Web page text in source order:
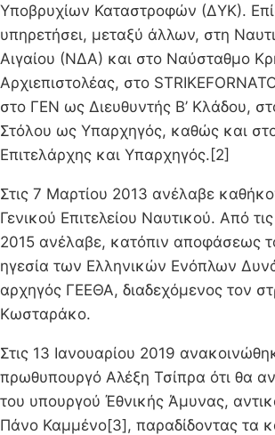
Υποβρυχίων Καταστροφών (ΔΥΚ).
υπηρετήσει, μεταξύ άλλων, στη
Αιγαίου (ΝΔΑ) και στο Ναύσταθμο
Αρχιεπιστολέας, στο
στο ΓΕΝ ως Διευθυντής Β’ Κλάδου,
Στόλου ως Υπαρχηγός, καθώς και
Επιτελάρχης και Υπαρχηγός.[2]
Στις 7 Μαρτίου 2013 ανέλαβε
Γενικού Επιτελείου Ναυτικού. Από
2015 ανέλαβε, κατόπιν αποφάσεως
ηγεσία των Ελληνικών Ενόπλων
αρχηγός ΓΕΕΘΑ, διαδεχόμενος τον
Κωσταράκο.
Στις 13 Ιανουαρίου 2019
πρωθυπουργό Αλέξη Τσίπρα ότι θα
του υπουργού Έθνικής Άμυνας,
Πάνο Καμμένο[3], παραδίδοντας τα